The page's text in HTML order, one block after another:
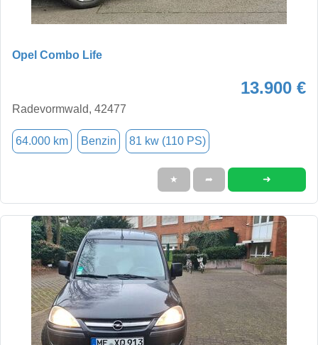
Opel Combo Life
13.900 €
Radevormwald, 42477
64.000 km Benzin 81 kw (110 PS)
★ ➦ ➜